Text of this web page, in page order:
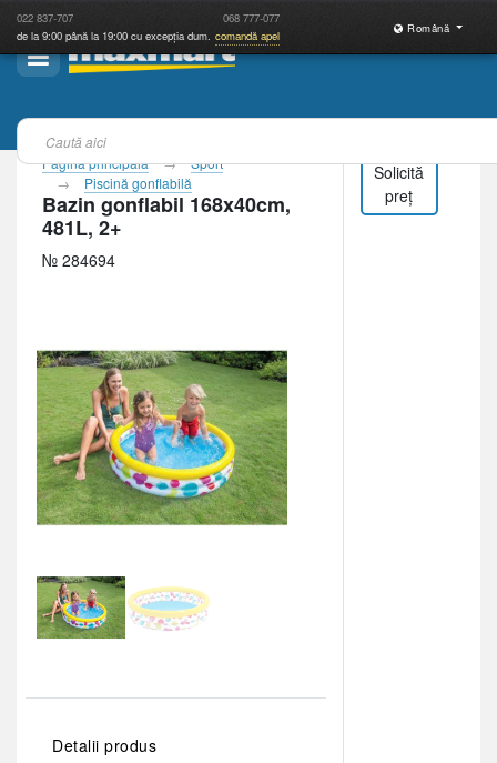
022 837-707 068 777-077
de la 9:00 până la 19:00 cu excepția dum. comandă apel
Română
Pagina principală
Sport
Piscină gonflabilă
Bazin gonflabil 168x40cm,
481L, 2+
№ 284694
Detalii produs
Solicită
preț